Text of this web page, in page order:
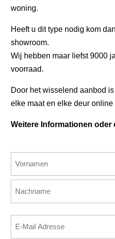
woning.
Heeft u dit type nodig kom
showroom.
Wij hebben maar liefst 9000
voorraad.
Door het wisselend aanbod
elke maat en elke deur online
Weitere Informationen